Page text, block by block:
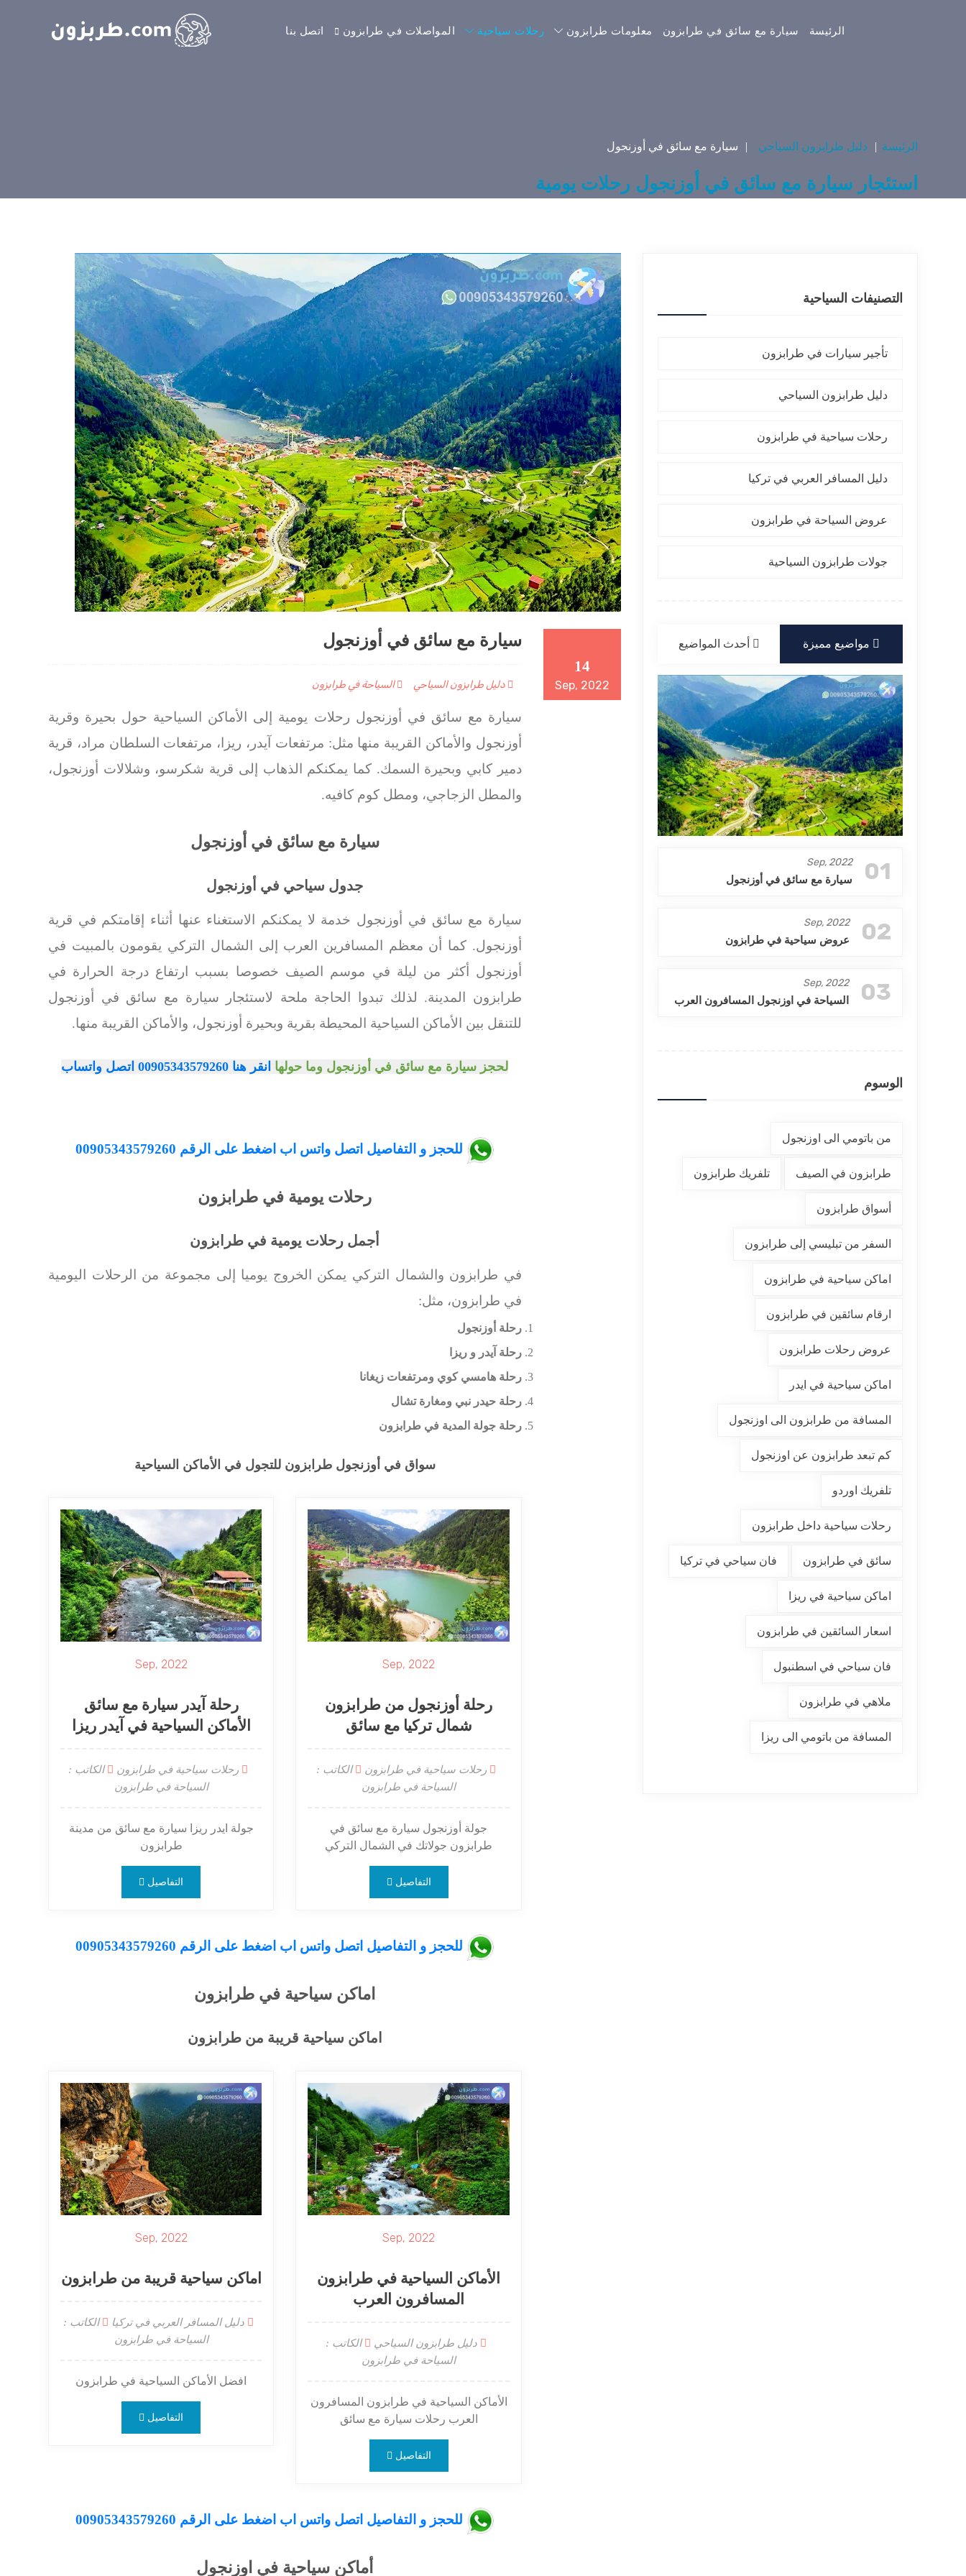
الرئيسة سيارة مع سائق في طرابزون معلومات طرابزون رحلات سياحية المواصلات في طرابزون اتصل بنا
استئجار سيارة مع سائق في أوزنجول رحلات يومية
الرئيسة دليل طرابزون السياحي سيارة مع سائق في أوزنجول
14
Sep, 2022
سيارة مع سائق في أوزنجول
دليل طرابزون السياحي السياحة في طرابزون
سيارة مع سائق في أوزنجول رحلات يومية إلى الأماكن السياحية حول بحيرة وقرية
أوزنجول والأماكن القريبة منها مثل: مرتفعات آيدر، ريزا، مرتفعات السلطان مراد، قرية
دمير كابي وبحيرة السمك. كما يمكنكم الذهاب إلى قرية شكرسو، وشلالات أوزنجول،
والمطل الزجاجي، ومطل كوم كافيه.
سيارة مع سائق في أوزنجول
جدول سياحي في أوزنجول
سيارة مع سائق في أوزنجول خدمة لا يمكنكم الاستغناء عنها أثناء إقامتكم في قرية
أوزنجول. كما أن معظم المسافرين العرب إلى الشمال التركي يقومون بالمبيت في
أوزنجول أكثر من ليلة في موسم الصيف خصوصا بسبب ارتفاع درجة الحرارة في
طرابزون المدينة. لذلك تبدوا الحاجة ملحة لاستئجار سيارة مع سائق في أوزنجول
للتنقل بين الأماكن السياحية المحيطة بقرية وبحيرة أوزنجول، والأماكن القريبة منها.
لحجز سيارة مع سائق في أوزنجول وما حولها انقر هنا 00905343579260 اتصل واتساب
للحجز و التفاصيل اتصل واتس اب اضغط على الرقم 00905343579260
رحلات يومية في طرابزون
أجمل رحلات يومية في طرابزون
في طرابزون والشمال التركي يمكن الخروج يوميا إلى مجموعة من الرحلات اليومية
في طرابزون، مثل:
رحلة أوزنجول
رحلة آيدر و ريزا
رحلة هامسي كوي ومرتفعات زيغانا
رحلة حيدر نبي ومغارة تشال
رحلة جولة المدية في طرابزون
سواق في أوزنجول طرابزون للتجول في الأماكن السياحية
Sep, 2022
رحلة أوزنجول من طرابزون
شمال تركيا مع سائق
رحلات سياحية في طرابزون
الكاتب :
السياحة في طرابزون
جولة أوزنجول سيارة مع سائق في
طرابزون جولاتك في الشمال التركي
التفاصيل
Sep, 2022
رحلة آيدر سيارة مع سائق
الأماكن السياحية في آيدر ريزا
رحلات سياحية في طرابزون
الكاتب :
السياحة في طرابزون
جولة ايدر ريزا سيارة مع سائق من مدينة
طرابزون
التفاصيل
للحجز و التفاصيل اتصل واتس اب اضغط على الرقم 00905343579260
اماكن سياحية في طرابزون
اماكن سياحية قريبة من طرابزون
Sep, 2022
الأماكن السياحية في طرابزون
المسافرون العرب
دليل طرابزون السياحي
الكاتب :
السياحة في طرابزون
الأماكن السياحية في طرابزون المسافرون
العرب رحلات سيارة مع سائق
التفاصيل
Sep, 2022
اماكن سياحية قريبة من طرابزون
دليل المسافر العربي في تركيا
الكاتب :
السياحة في طرابزون
افضل الأماكن السياحية في طرابزون
التفاصيل
للحجز و التفاصيل اتصل واتس اب اضغط على الرقم 00905343579260
أماكن سياحية في اوزنجول
التصنيفات السياحية
تأجير سيارات في طرابزون
دليل طرابزون السياحي
رحلات سياحية في طرابزون
دليل المسافر العربي في تركيا
عروض السياحة في طرابزون
جولات طرابزون السياحية
مواضيع مميزة أحدث المواضيع
01
Sep, 2022
سيارة مع سائق في أوزنجول
02
Sep, 2022
عروض سياحية في طرابزون
03
Sep, 2022
السياحة في اوزنجول المسافرون العرب
الوسوم
من باتومي الى اوزنجول
طرابزون في الصيف تلفريك طرابزون
أسواق طرابزون
السفر من تبليسي إلى طرابزون
اماكن سياحية في طرابزون
ارقام سائقين في طرابزون
عروض رحلات طرابزون
اماكن سياحية في ايدر
المسافة من طرابزون الى اوزنجول
كم تبعد طرابزون عن اوزنجول
تلفريك اوردو
رحلات سياحية داخل طرابزون
سائق في طرابزون فان سياحي في تركيا
اماكن سياحية في ريزا
اسعار السائقين في طرابزون
فان سياحي في اسطنبول
ملاهي في طرابزون
المسافة من باتومي الى ريزا